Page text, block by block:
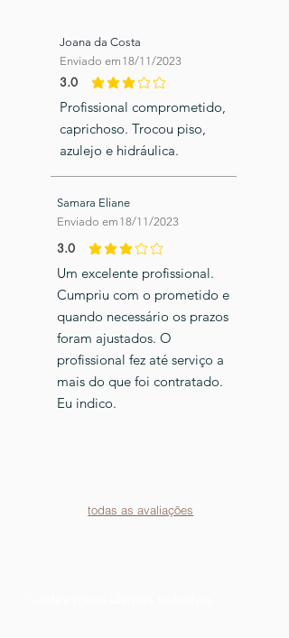
3.0
classificação média é 3 de 5
Profissional comprometido,
caprichoso. Trocou piso,
azulejo e hidráulica.
3.0
classificação média é 3 de 5
Um excelente profissional.
Cumpriu com o prometido e
quando necessário os prazos
foram ajustados. O
profissional fez até serviço a
mais do que foi contratado.
Eu indico.
Joana da Costa
Enviado em 18/11/2023
Samara Eliane
Enviado em 18/11/2023
todas as avaliações